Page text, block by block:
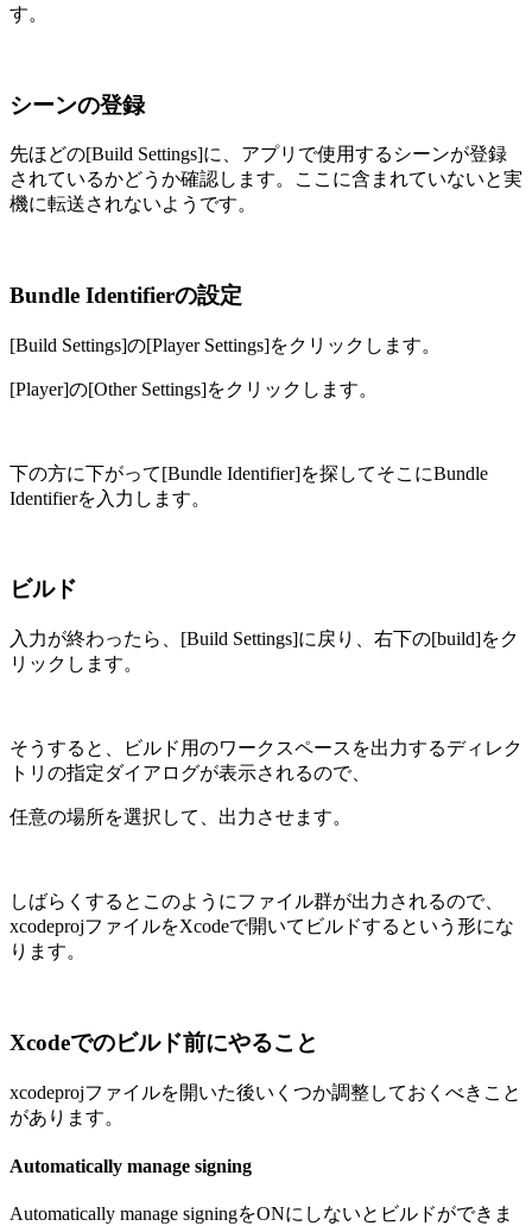
す。
シーンの登録
先ほどの[Build Settings]に、アプリで使用するシーンが登録
されているかどうか確認します。ここに含まれていないと実
機に転送されないようです。
Bundle Identifierの設定
[Build Settings]の[Player Settings]をクリックします。
[Player]の[Other Settings]をクリックします。
下の方に下がって[Bundle Identifier]を探してそこにBundle
Identifierを入力します。
ビルド
入力が終わったら、[Build Settings]に戻り、右下の[build]をク
リックします。
そうすると、ビルド用のワークスペースを出力するディレク
トリの指定ダイアログが表示されるので、
任意の場所を選択して、出力させます。
しばらくするとこのようにファイル群が出力されるので、
xcodeprojファイルをXcodeで開いてビルドするという形にな
ります。
Xcodeでのビルド前にやること
xcodeprojファイルを開いた後いくつか調整しておくべきこと
があります。
Automatically manage signing
Automatically manage signingをONにしないとビルドができま